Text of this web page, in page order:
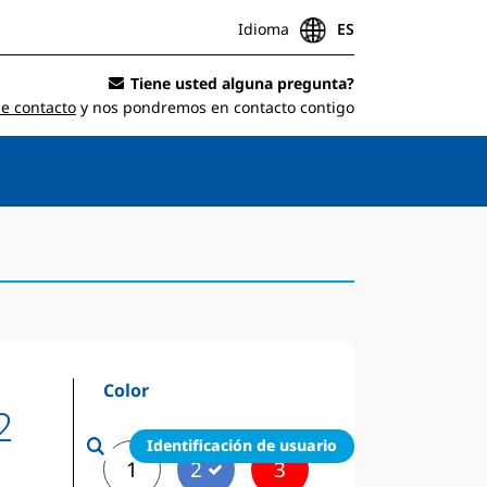
Idioma ES
Tiene usted alguna pregunta?
contacto y nos pondremos en contacto contigo
Identificación de usuario
Color
1 2 3